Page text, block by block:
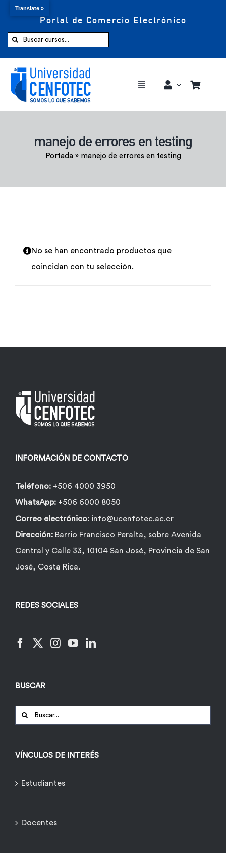
Portal de Comercio Electrónico
Buscar:
Toggle
Comprar ahora
manejo de errores en testing
Portada» manejo de errores en testing
No se han encontrado productos que
coincidan con tu selección.
INFORMACIÓN DE CONTACTO
Teléfono: +506 4000 3950
WhatsApp: +506 6000 8050
Correo electrónico: info@ucenfotec.ac.cr
Dirección: Barrio Francisco Peralta, sobre Avenida
Central y Calle 33, 10104 San José, Provincia de San
José, Costa Rica.
REDES SOCIALES
BUSCAR
Buscar:
VÍNCULOS DE INTERÉS
Estudiantes
Docentes
Translate »